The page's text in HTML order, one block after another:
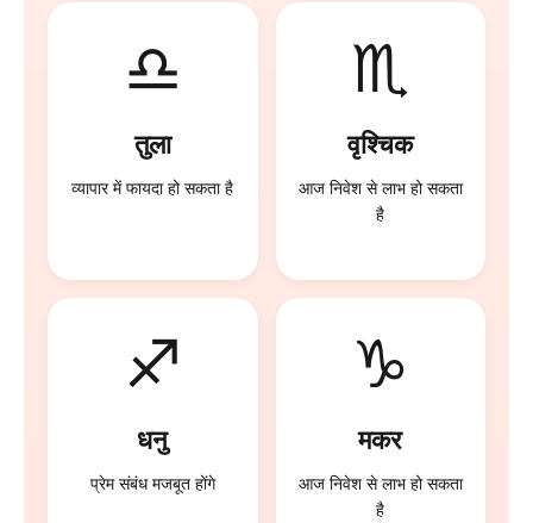
♎
तुला
व्यापार में फायदा हो सकता है
♏
वृश्चिक
आज निवेश से लाभ हो सकता
है
♐
धनु
प्रेम संबंध मजबूत होंगे
♑
मकर
आज निवेश से लाभ हो सकता
है